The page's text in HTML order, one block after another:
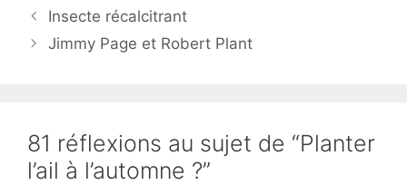
Insecte récalcitrant
Jimmy Page et Robert Plant
81 réflexions au sujet de “Planter
l’ail à l’automne ?”